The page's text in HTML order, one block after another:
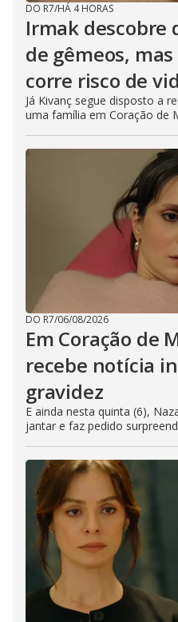
DO R7/HÁ 4 HORAS
Irmak descobre
de gêmeos,
corre risco de
Já Kivanç segue disposto a
uma família em Coração de
DO R7/06/08/2026
Em Coração de
recebe notícia
gravidez
E ainda nesta quinta (6),
jantar e faz pedido